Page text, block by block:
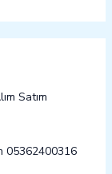
Satım
05362400316